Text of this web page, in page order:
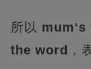
所以
the word ，